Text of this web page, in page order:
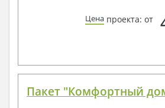
Цена проекта: от
Пакет "Комфортный